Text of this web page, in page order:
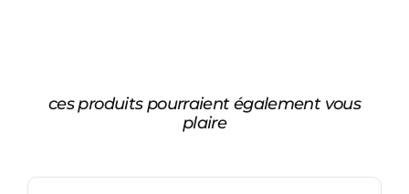
ces produits pourraient également vous
plaire